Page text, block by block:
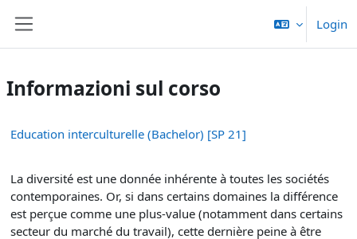
Login
Informazioni sul corso
Education interculturelle (Bachelor) [SP 21]
La diversité est une donnée inhérente à toutes les sociétés
contemporaines. Or, si dans certains domaines la différence
est perçue comme une plus-value (notamment dans certains
secteur du marché du travail), cette dernière peine à être